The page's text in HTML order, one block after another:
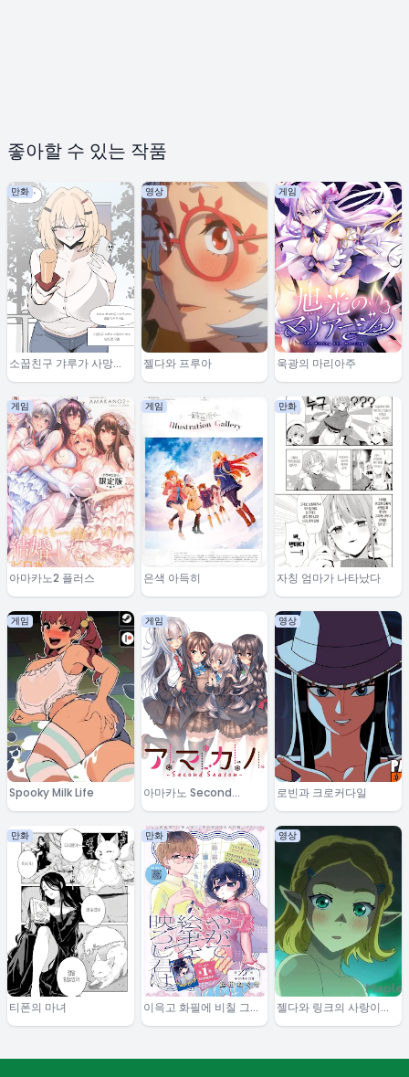
좋아할 수 있는 작품
만화
소꿉친구 갸루가 사망하
기까지
영상
젤다와 프루아
게임
욱광의 마리아주
게임
아마카노2 플러스
게임
은색 아득히
만화
자칭 엄마가 나타났다
게임
Spooky Milk Life
게임
아마카노 Second
Season
영상
로빈과 크로커다일
만화
티폰의 마녀
만화
이윽고 화필에 비칠 그대
는
영상
젤다와 링크의 사랑이야
기